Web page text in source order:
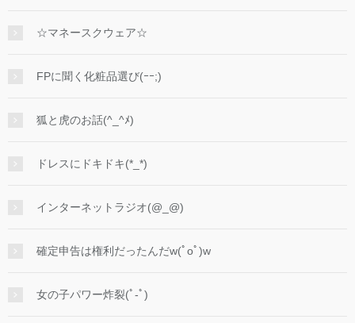
☆マネースクウェア☆
FPに聞く化粧品選び(ｰｰ;)
狐と虎のお話(^_^ﾒ)
ドレスにドキドキ(*_*)
インターネットラジオ(@_@)
確定申告は権利だったんだw(ﾟoﾟ)w
女の子パワー炸裂(ﾟ-ﾟ)